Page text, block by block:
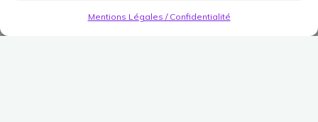
Mentions Légales / Confidentialité